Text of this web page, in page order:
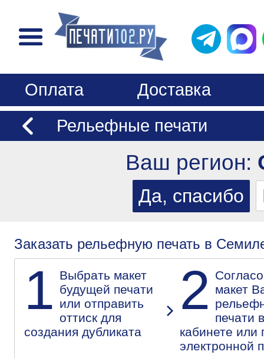
Оплата
Доставка
Рельефные печати
Ваш регион:
Заказать рельефную печать в
1 Выбрать макет
будущей печати
или отправить
оттиск для
создания дубликата
2
макет
печати
кабинете или
электронной